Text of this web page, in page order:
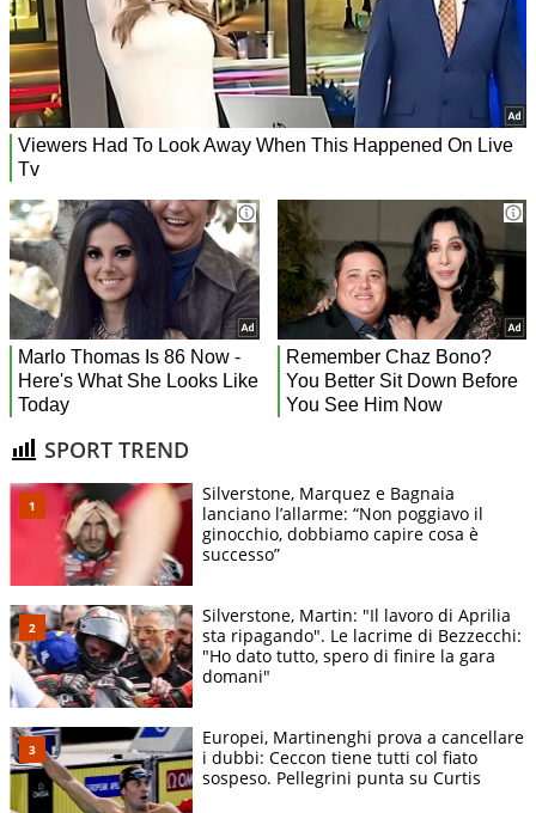
SPORT TREND
Silverstone, Marquez e Bagnaia
lanciano l’allarme: “Non poggiavo il
ginocchio, dobbiamo capire cosa è
successo”
Silverstone, Martin: "Il lavoro di Aprilia
sta ripagando". Le lacrime di Bezzecchi:
"Ho dato tutto, spero di finire la gara
domani"
Europei, Martinenghi prova a cancellare
i dubbi: Ceccon tiene tutti col fiato
sospeso. Pellegrini punta su Curtis